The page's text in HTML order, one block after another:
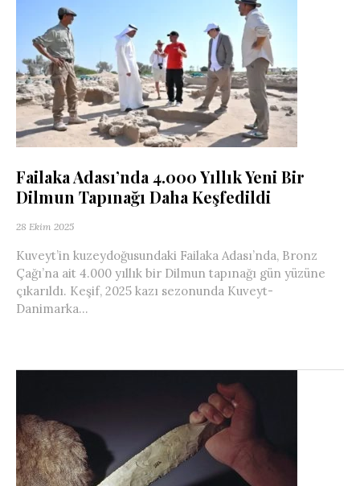
Failaka Adası’nda 4.000 Yıllık Yeni Bir
Dilmun Tapınağı Daha Keşfedildi
28 Ekim 2025
Kuveyt’in kuzeydoğusundaki Failaka Adası’nda, Bronz
Çağı’na ait 4.000 yıllık bir Dilmun tapınağı gün yüzüne
çıkarıldı. Keşif, 2025 kazı sezonunda Kuveyt-
Danimarka...